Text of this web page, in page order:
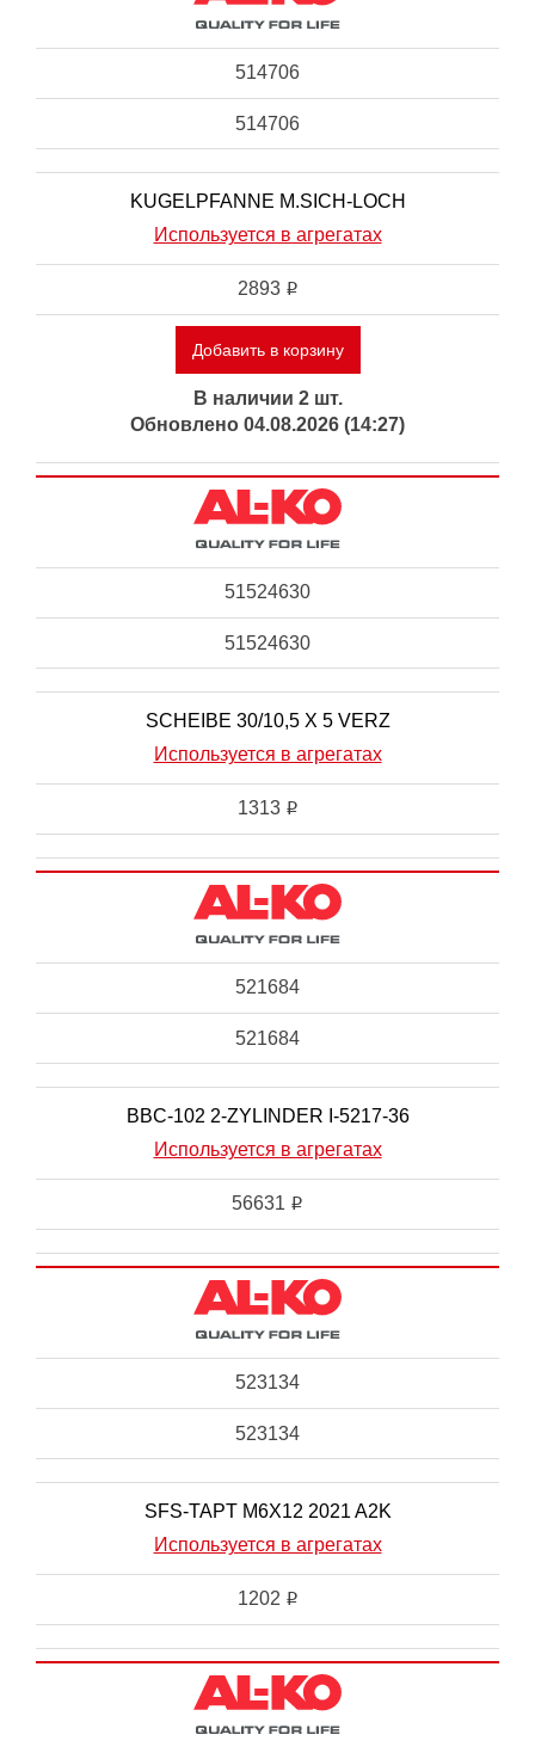
514706
514706
KUGELPFANNE M.SICH-LOCH
Используется в агрегатах
2893 i
Добавить в корзину
В наличии 2 шт.
Обновлено 04.08.2026 (14:27)
51524630
51524630
SCHEIBE 30/10,5 X 5 VERZ
Используется в агрегатах
1313 i
521684
521684
BBC-102 2-ZYLINDER I-5217-36
Используется в агрегатах
56631 i
523134
523134
SFS-TAPT M6X12 2021 A2K
Используется в агрегатах
1202 i